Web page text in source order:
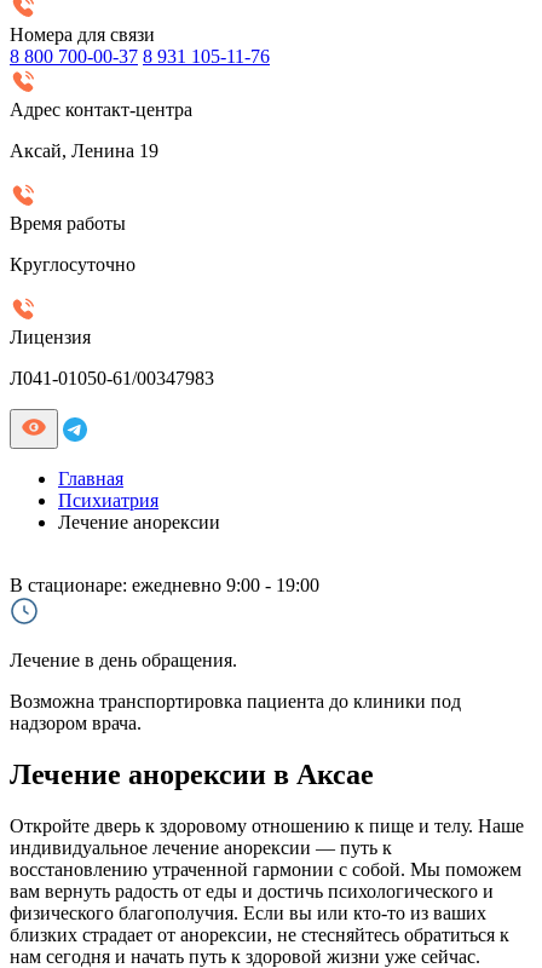
Номера для связи
8 800 700-00-37 8 931 105-11-76
Адрес контакт-центра
Аксай, Ленина 19
Время работы
Круглосуточно
Лицензия
Л041-01050-61/00347983
Главная
Психиатрия
Лечение анорексии
В стационаре: ежедневно 9:00 - 19:00
Лечение в день обращения.
Возможна транспортировка пациента до клиники под
надзором врача.
Лечение анорексии в Аксае
Откройте дверь к здоровому отношению к пище и телу. Наше
индивидуальное лечение анорексии — путь к
восстановлению утраченной гармонии с собой. Мы поможем
вам вернуть радость от еды и достичь психологического и
физического благополучия. Если вы или кто-то из ваших
близких страдает от анорексии, не стесняйтесь обратиться к
нам сегодня и начать путь к здоровой жизни уже сейчас.